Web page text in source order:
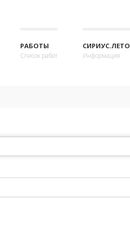
РАБОТЫ
Список работ
СИРИУС.ЛЕТО
Информация